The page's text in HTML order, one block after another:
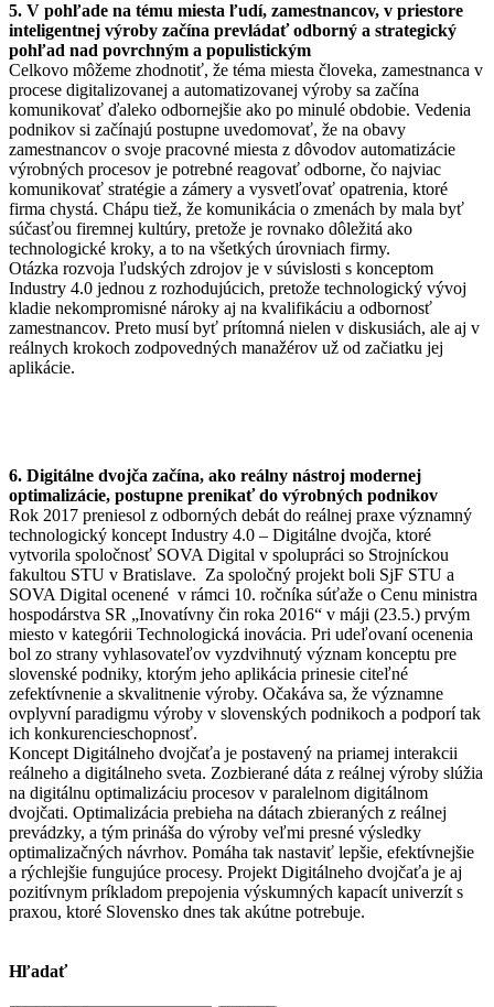
5. V pohľade na tému miesta ľudí, zamestnancov, v priestore
inteligentnej výroby začína prevládať odborný a strategický
pohľad nad povrchným a populistickým
Celkovo môžeme zhodnotiť, že téma miesta človeka, zamestnanca v
procese digitalizovanej a automatizovanej výroby sa začína
komunikovať ďaleko odbornejšie ako po minulé obdobie. Vedenia
podnikov si začínajú postupne uvedomovať, že na obavy
zamestnancov o svoje pracovné miesta z dôvodov automatizácie
výrobných procesov je potrebné reagovať odborne, čo najviac
komunikovať stratégie a zámery a vysvetľovať opatrenia, ktoré
firma chystá. Chápu tiež, že komunikácia o zmenách by mala byť
súčasťou firemnej kultúry, pretože je rovnako dôležitá ako
technologické kroky, a to na všetkých úrovniach firmy.
Otázka rozvoja ľudských zdrojov je v súvislosti s konceptom
Industry 4.0 jednou z rozhodujúcich, pretože technologický vývoj
kladie nekompromisné nároky aj na kvalifikáciu a odbornosť
zamestnancov. Preto musí byť prítomná nielen v diskusiách, ale aj v
reálnych krokoch zodpovedných manažérov už od začiatku jej
aplikácie.
6. Digitálne dvojča začína, ako reálny nástroj modernej
optimalizácie, postupne prenikať do výrobných podnikov
Rok 2017 preniesol z odborných debát do reálnej praxe významný
technologický koncept Industry 4.0 – Digitálne dvojča, ktoré
vytvorila spoločnosť SOVA Digital v spolupráci so Strojníckou
fakultou STU v Bratislave. Za spoločný projekt boli SjF STU a
SOVA Digital ocenené v rámci 10. ročníka súťaže o Cenu ministra
hospodárstva SR „Inovatívny čin roka 2016“ v máji (23.5.) prvým
miesto v kategórii Technologická inovácia. Pri udeľovaní ocenenia
bol zo strany vyhlasovateľov vyzdvihnutý význam konceptu pre
slovenské podniky, ktorým jeho aplikácia prinesie citeľné
zefektívnenie a skvalitnenie výroby. Očakáva sa, že významne
ovplyvní paradigmu výroby v slovenských podnikoch a podporí tak
ich konkurencieschopnosť.
Koncept Digitálneho dvojčaťa je postavený na priamej interakcii
reálneho a digitálneho sveta. Zozbierané dáta z reálnej výroby slúžia
na digitálnu optimalizáciu procesov v paralelnom digitálnom
dvojčati. Optimalizácia prebieha na dátach zbieraných z reálnej
prevádzky, a tým prináša do výroby veľmi presné výsledky
optimalizačných návrhov. Pomáha tak nastaviť lepšie, efektívnejšie
a rýchlejšie fungujúce procesy. Projekt Digitálneho dvojčaťa je aj
pozitívnym príkladom prepojenia výskumných kapacít univerzít s
praxou, ktoré Slovensko dnes tak akútne potrebuje.
Hľadať